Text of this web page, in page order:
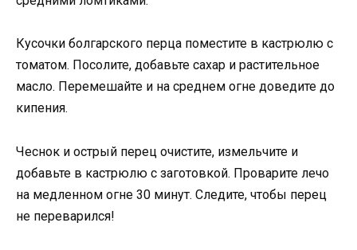
Кусочки болгарского перца поместите в кастрюлю с
томатом. Посолите, добавьте сахар и растительное
масло. Перемешайте и на среднем огне доведите до
кипения.
Чеснок и острый перец очистите, измельчите и
добавьте в кастрюлю с заготовкой. Проварите лечо
на медленном огне 30 минут. Следите, чтобы перец
не переварился!